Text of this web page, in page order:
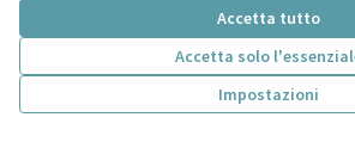
Accetta tutto
Accetta solo
Impostazioni
Far rinascere il parco di piazza
Maestri del Lavoro/Brodano
Cavalieri Roberto 0 2